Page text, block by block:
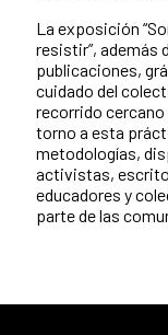
La exposición
resistir”, además
publicaciones,
cuidado del
recorrido
torno a esta
metodologías,
activistas,
educadores y
parte de las